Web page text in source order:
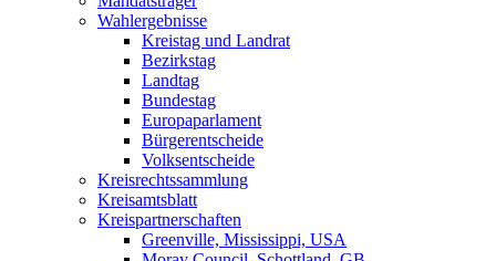
Wahlergebnisse
Kreistag und Landrat
Bezirkstag
Landtag
Bundestag
Europaparlament
Bürgerentscheide
Volksentscheide
Kreisrechtssammlung
Kreisamtsblatt
Kreispartnerschaften
Greenville, Mississippi, USA